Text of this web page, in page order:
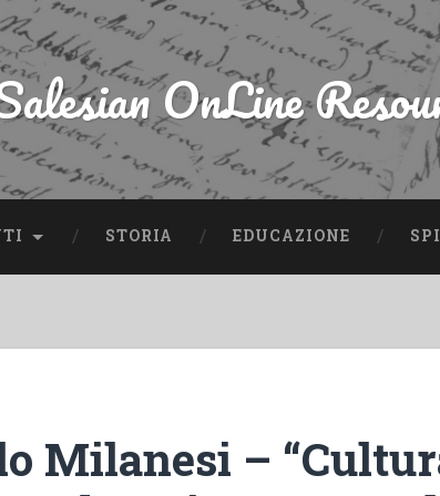
OnLine
STORIA EDUCAZIONE
Milanesi –